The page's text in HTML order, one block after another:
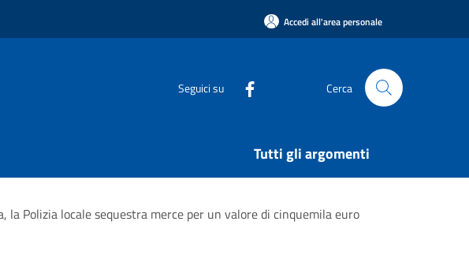
Accedi all'area personale
Seguici su Cerca
Tutti gli argomenti
Polizia locale sequestra merce per un valore di cinquemila euro